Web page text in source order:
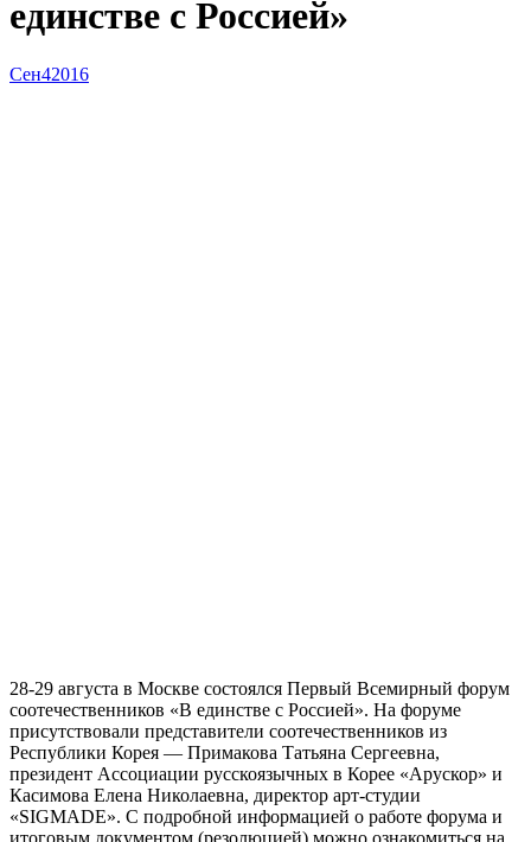
единстве с Россией»
Сен42016
28-29 августа в Москве состоялся Первый Всемирный форум
соотечественников «В единстве с Россией». На форуме
присутствовали представители соотечественников из
Республики Корея — Примакова Татьяна Сергеевна,
президент Ассоциации русскоязычных в Корее «Арускор» и
Касимова Елена Николаевна, директор арт-студии
«SIGMADE». С подробной информацией о работе форума и
итоговым документом (резолюцией) можно ознакомиться на